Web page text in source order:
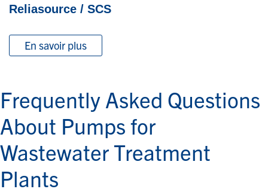
Reliasource / SCS
En savoir plus
Frequently Asked Questions
About Pumps for
Wastewater Treatment
Plants